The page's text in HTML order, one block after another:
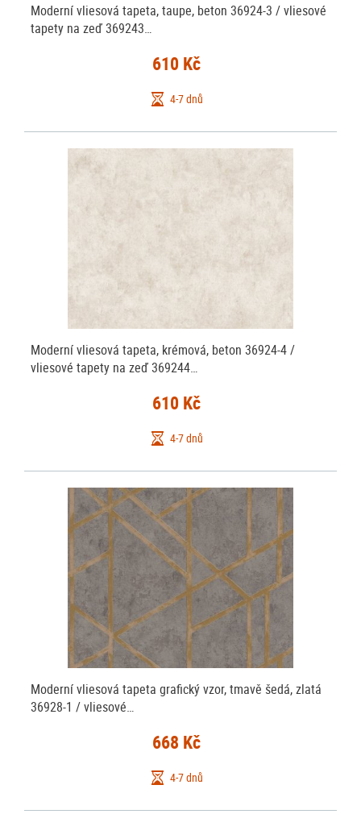
Moderní vliesová tapeta, taupe, beton 36924-3 / vliesové
tapety na zeď 369243…
610 Kč
4-7 dnů
Moderní vliesová tapeta, krémová, beton 36924-4 /
vliesové tapety na zeď 369244…
610 Kč
4-7 dnů
Moderní vliesová tapeta grafický vzor, tmavě šedá, zlatá
36928-1 / vliesové…
668 Kč
4-7 dnů